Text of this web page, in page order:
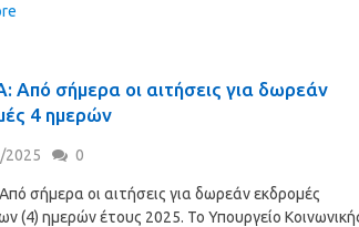
Από σήμερα οι αιτήσεις για δωρεάν
4 ημερών
2025 0
σήμερα οι αιτήσεις για δωρεάν εκδρομές
(4) ημερών έτους 2025. Το Υπουργείο